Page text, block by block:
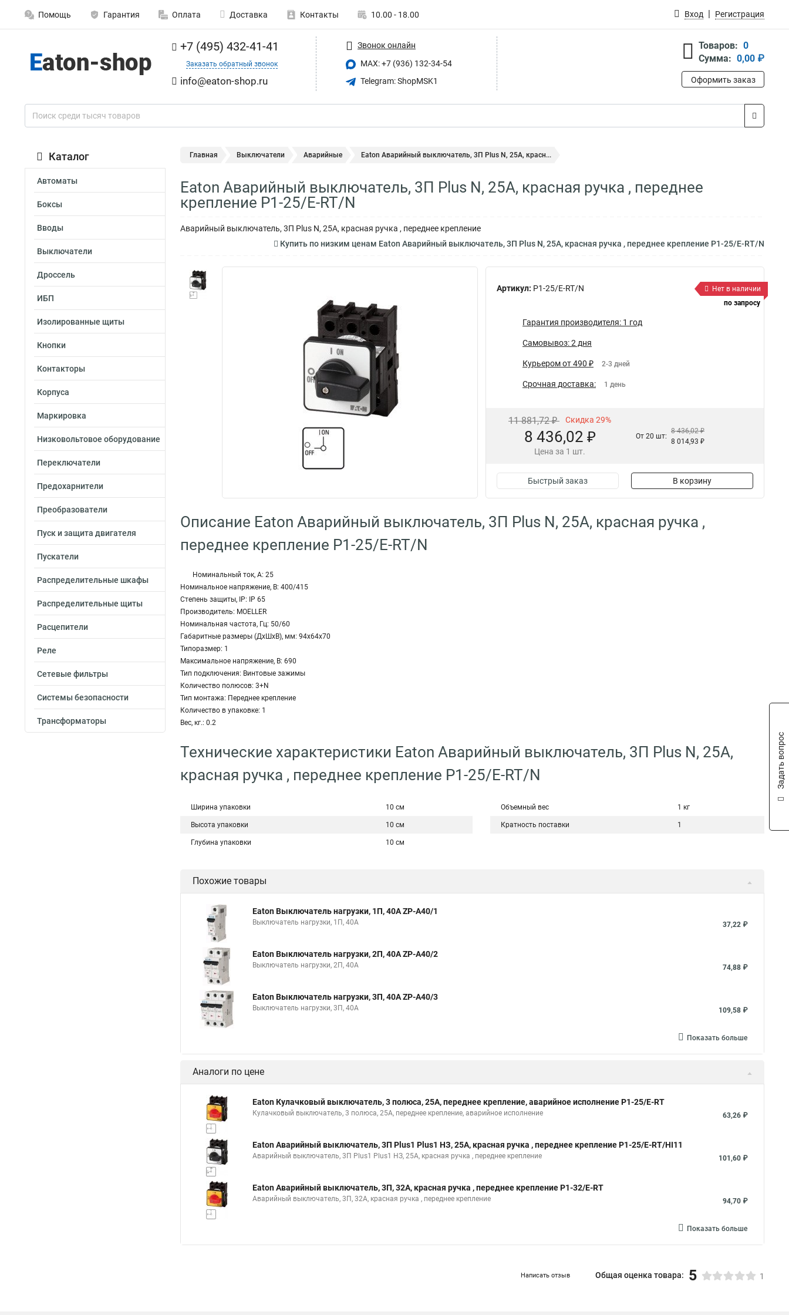
Помощь Гарантия Оплата Доставка Контакты 10.00 - 18.00 Вход Регистрация
+7 (495) 432-41-41
Заказать обратный звонок
info@eaton-shop.ru
Звонок онлайн
MAX: +7 (936) 132-34-54
Telegram: ShopMSK1
Товаров: 0
Сумма: 0,00 ₽
Оформить заказ
Каталог
Автоматы
Боксы
Вводы
Выключатели
Дроссель
ИБП
Изолированные щиты
Кнопки
Контакторы
Корпуса
Маркировка
Низковольтовое оборудование
Переключатели
Предохарнители
Преобразователи
Пуск и защита двигателя
Пускатели
Распределительные шкафы
Распределительные щиты
Расцепители
Реле
Сетевые фильтры
Системы безопасности
Трансформаторы
Главная Выключатели Аварийные Eaton Аварийный выключатель, 3П Plus N, 25А, красн...
Eaton Аварийный выключатель, 3П Plus N, 25А, красная ручка , переднее
крепление P1-25/E-RT/N
Аварийный выключатель, 3П Plus N, 25А, красная ручка , переднее крепление
Купить по низким ценам Eaton Аварийный выключатель, 3П Plus N, 25А, красная ручка , переднее крепление P1-25/E-RT/N
Артикул: P1-25/E-RT/N
Нет в наличии
по запросу
Гарантия производителя: 1 год
Самовывоз: 2 дня
Курьером от 490 ₽ 2-3 дней
Срочная доставка: 1 день
11 881,72 ₽ Скидка 29%
8 436,02 ₽
Цена за 1 шт.
От 20 шт:
8 436,02 ₽
8 014,93 ₽
Быстрый заказ В корзину
Описание Eaton Аварийный выключатель, 3П Plus N, 25А, красная ручка ,
переднее крепление P1-25/E-RT/N
Номинальный ток, А: 25
Номинальное напряжение, В: 400/415
Степень защиты, IP: IP 65
Производитель: MOELLER
Номинальная частота, Гц: 50/60
Габаритные размеры (ДхШхВ), мм: 94x64x70
Типоразмер: 1
Максимальное напряжение, В: 690
Тип подключения: Винтовые зажимы
Количество полюсов: 3+N
Тип монтажа: Переднее крепление
Количество в упаковке: 1
Вес, кг.: 0.2
Технические характеристики Eaton Аварийный выключатель, 3П Plus N, 25А,
красная ручка , переднее крепление P1-25/E-RT/N
Ширина упаковки 10 см
Высота упаковки 10 см
Глубина упаковки 10 см
Объемный вес 1 кг
Кратность поставки 1
Похожие товары
Eaton Выключатель нагрузки, 1П, 40А ZP-A40/1
Выключатель нагрузки, 1П, 40А 37,22 ₽
Eaton Выключатель нагрузки, 2П, 40А ZP-A40/2
Выключатель нагрузки, 2П, 40А 74,88 ₽
Eaton Выключатель нагрузки, 3П, 40А ZP-A40/3
Выключатель нагрузки, 3П, 40А 109,58 ₽
Показать больше
Аналоги по цене
Eaton Кулачковый выключатель, 3 полюса, 25А, переднее крепление, аварийное исполнение P1-25/E-RT
Кулачковый выключатель, 3 полюса, 25А, переднее крепление, аварийное исполнение 63,26 ₽
Eaton Аварийный выключатель, 3П Plus1 Plus1 НЗ, 25А, красная ручка , переднее крепление P1-25/E-RT/HI11
Аварийный выключатель, 3П Plus1 Plus1 НЗ, 25А, красная ручка , переднее крепление 101,60 ₽
Eaton Аварийный выключатель, 3П, 32A, красная ручка , переднее крепление P1-32/E-RT
Аварийный выключатель, 3П, 32A, красная ручка , переднее крепление 94,70 ₽
Показать больше
Написать отзыв Общая оценка товара: 5 1
Задать вопрос